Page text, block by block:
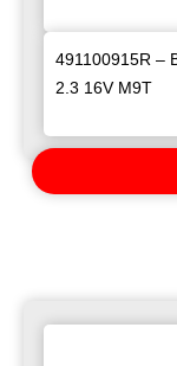
491100915R –
2.3 16V M9T